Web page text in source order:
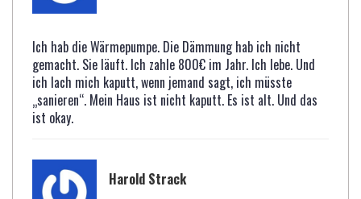
Ich hab die Wärmepumpe. Die Dämmung hab ich nicht
gemacht. Sie läuft. Ich zahle 800€ im Jahr. Ich lebe. Und
ich lach mich kaputt, wenn jemand sagt, ich müsste
„sanieren“. Mein Haus ist nicht kaputt. Es ist alt. Und das
ist okay.
Harold Strack